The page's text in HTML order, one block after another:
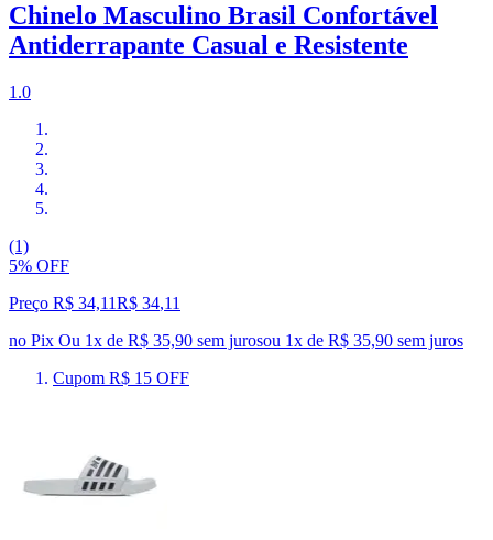
Chinelo Masculino Brasil Confortável
Antiderrapante Casual e Resistente
1.0
(1)
5% OFF
Preço R$ 34,11R$ 34,11
no Pix Ou 1x de R$ 35,90 sem jurosou 1x de R$ 35,90 sem juros
Cupom R$ 15 OFF